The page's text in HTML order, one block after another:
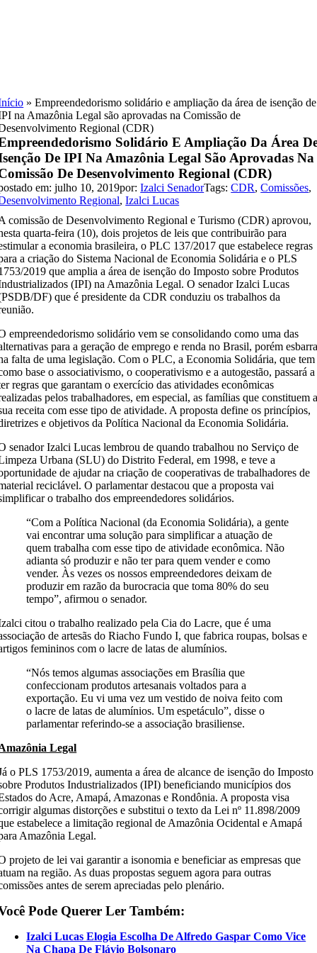
»Empreendedorismo solidário e ampliação da área de isenção de
na Amazônia Legal são aprovadas na Comissão de
Regional (CDR)
Solidário E Ampliação Da Área
De IPI Na Amazônia Legal São Aprovadas Na
De Desenvolvimento Regional (CDR)
em: julho 10, 2019por:Izalci SenadorTags:CDR,Comissões,
Regional,Izalci Lucas
comissão de Desenvolvimento Regional e Turismo (CDR) aprovou,
quarta-feira (10), dois projetos de leis que contribuirão para
a economia brasileira, o PLC 137/2017 que estabelece regras
a criação do Sistema Nacional de Economia Solidária e o PLS
2019 que amplia a área de isenção do Imposto sobre Produtos
(IPI) na Amazônia Legal. O senador Izalci Lucas
DF) que é presidente da CDR conduziu os trabalhos da
empreendedorismo solidário vem se consolidando como uma das
para a geração de emprego e renda no Brasil, porém
falta de uma legislação. Com o PLC, a Economia Solidária, que tem
base o associativismo, o cooperativismo e a autogestão, passará a
regras que garantam o exercício das atividades econômicas
pelos trabalhadores, em especial, as famílias que constituem
receita com esse tipo de atividade. A proposta define os princípios,
e objetivos da Política Nacional da Economia Solidária.
senador Izalci Lucas lembrou de quando trabalhou no Serviço de
Urbana (SLU) do Distrito Federal, em 1998, e teve a
de ajudar na criação de cooperativas de trabalhadores de
reciclável. O parlamentar destacou que a proposta vai
o trabalho dos empreendedores solidários.
“Com a Política Nacional (da Economia Solidária), a gente
vai encontrar uma solução para simplificar a atuação de
quem trabalha com esse tipo de atividade econômica. Não
adianta só produzir e não ter para quem vender e como
vender. Às vezes os nossos empreendedores deixam de
produzir em razão da burocracia que toma 80% do seu
tempo”, afirmou o senador.
citou o trabalho realizado pela Cia do Lacre, que é uma
de artesãs do Riacho Fundo I, que fabrica roupas, bolsas e
femininos com o lacre de latas de alumínios.
“Nós temos algumas associações em Brasília que
confeccionam produtos artesanais voltados para a
exportação. Eu vi uma vez um vestido de noiva feito com
o lacre de latas de alumínios. Um espetáculo”, disse o
parlamentar referindo-se a associação brasiliense.
Legal
o PLS 1753/2019, aumenta a área de alcance de isenção do Imposto
Produtos Industrializados (IPI) beneficiando municípios dos
do Acre, Amapá, Amazonas e Rondônia. A proposta visa
algumas distorções e substitui o texto da Lei nº 11.898/2009
estabelece a limitação regional de Amazônia Ocidental e Amapá
Amazônia Legal.
projeto de lei vai garantir a isonomia e beneficiar as empresas que
na região. As duas propostas seguem agora para outras
antes de serem apreciadas pelo plenário.
Pode Querer Ler Também:
Izalci Lucas Elogia Escolha De Alfredo Gaspar Como Vice
Na Chapa De Flávio Bolsonaro